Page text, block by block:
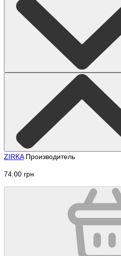
ZIRKA Производитель
74.00 грн